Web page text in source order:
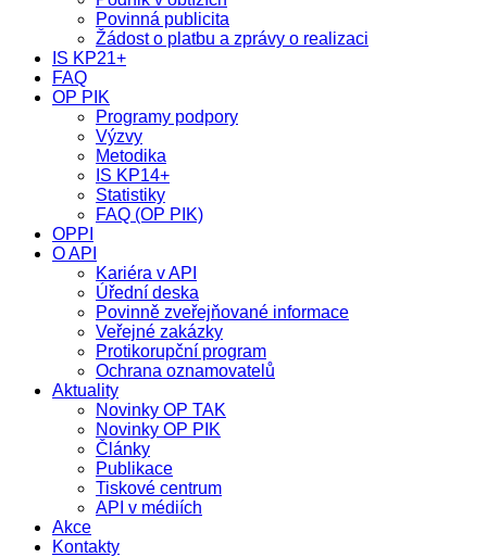
Povinná publicita
Žádost o platbu a zprávy o realizaci
IS KP21+
FAQ
OP PIK
Programy podpory
Výzvy
Metodika
IS KP14+
Statistiky
FAQ (OP PIK)
OPPI
O API
Kariéra v API
Úřední deska
Povinně zveřejňované informace
Veřejné zakázky
Protikorupční program
Ochrana oznamovatelů
Aktuality
Novinky OP TAK
Novinky OP PIK
Články
Publikace
Tiskové centrum
API v médiích
Akce
Kontakty